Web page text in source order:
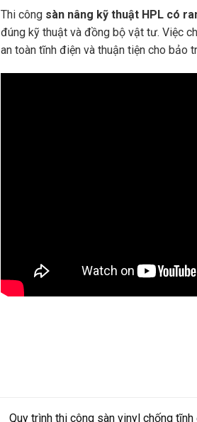
Thi công sàn nâng kỹ thuật HPL có
đúng kỹ thuật và đồng bộ vật tư. Việc
an toàn tĩnh điện và thuận tiện cho bảo
Quy trình thi công sàn vinyl chống tĩnh